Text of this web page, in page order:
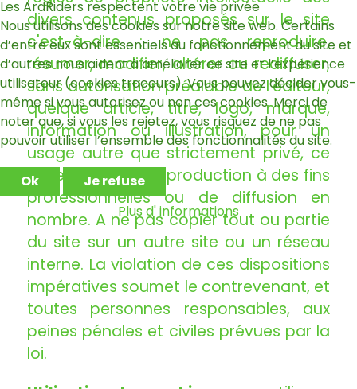
divers contenus proposés sur le site
c'est-à-dire : ne pas reproduire,
résumer, modifier, altérer ou rediffuser,
sans autorisation préalable de l'éditeur,
quelque article, titre, logo, marque,
information ou illustration, pour un
usage autre que strictement privé, ce
qui exclut toute reproduction à des fins
professionnelles ou de diffusion en
nombre. A ne pas copier tout ou partie
du site sur un autre site ou un réseau
interne. La violation de ces dispositions
impératives soumet le contrevenant, et
toutes personnes responsables, aux
peines pénales et civiles prévues par la
loi.
Les ArdRiders respectent votre vie privée
Nous utilisons des cookies sur notre site web. Certains
d’entre eux sont essentiels au fonctionnement du site et
d’autres nous aident à améliorer ce site et l’expérience
utilisateur (cookies traceurs). Vous pouvez décider vous-
même si vous autorisez ou non ces cookies. Merci de
noter que, si vous les rejetez, vous risquez de ne pas
pouvoir utiliser l’ensemble des fonctionnalités du site.
Ok
Je refuse
Plus d' informations